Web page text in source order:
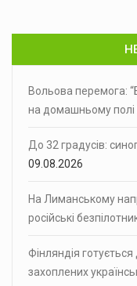
Вольова перемога:
на домашньому полі
До 32 градусів:
09.08.2026
На Лиманському
російські
Фінляндія
захоплених